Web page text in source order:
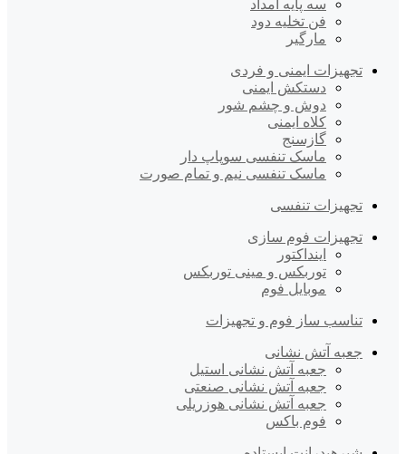
سه پایه امداد
فن تخلیه دود
مارگیر
تجهیزات ایمنی و فردی
دستکش ایمنی
دوش و چشم شور
کلاه ایمنی
گازسنج
ماسک تنفسی سوپاپ دار
ماسک تنفسی نیم و تمام صورت
تجهیزات تنفسی
تجهیزات فوم سازی
اینداکتور
توربکس و مینی توربکس
موبایل فوم
تناسب ساز فوم و تجهیزات
جعبه آتش نشانی
جعبه آتش نشانی استیل
جعبه آتش نشانی صنعتی
جعبه آتش نشانی هوزریلی
فوم باکس